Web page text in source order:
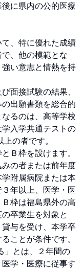
に県内の公的医療
、特に優れた成績
、他の模範とな
い意志と情熱を持
面接試験の結果、
出願書類を総合的
るのは、高等学校
入学共通テストの
の者です。
Ｂ枠を設けます。
の者または前年度
附属病院または本
年以上、医学・医
枠は福島県外の高
卒業生を対象と
与を受け、本学卒
ことが条件です。
」とは、２年間の
学・医療に従事す